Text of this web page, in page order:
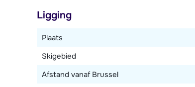
Ligging
Plaats
Skigebied
Afstand vanaf Brussel